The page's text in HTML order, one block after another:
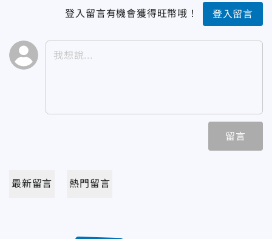
登入留言有機會獲得旺幣哦！ 登入留言
留言
最新留言 熱門留言